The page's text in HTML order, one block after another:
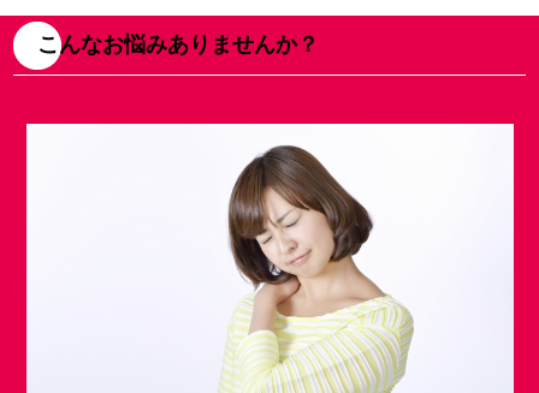
こんなお悩みありませんか？